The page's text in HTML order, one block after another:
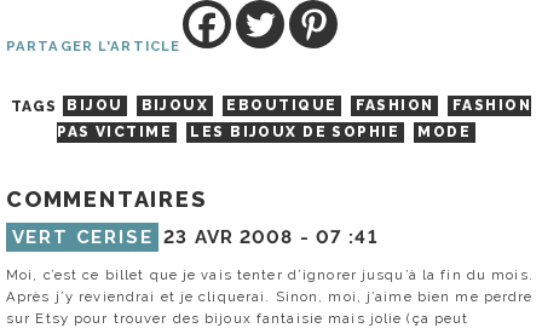
PARTAGER L'ARTICLE
TAGS BIJOU BIJOUX EBOUTIQUE FASHION
FASHION
PAS VICTIME
LES BIJOUX DE SOPHIE MODE
COMMENTAIRES
VERT CERISE 23 AVR 2008 - 07 :41
Moi, c’est ce billet que je vais tenter d’ignorer jusqu’à la fin du mois.
Après j’y reviendrai et je cliquerai. Sinon, moi, j’aime bien me perdre
sur Etsy pour trouver des bijoux fantaisie mais jolie (ça peut